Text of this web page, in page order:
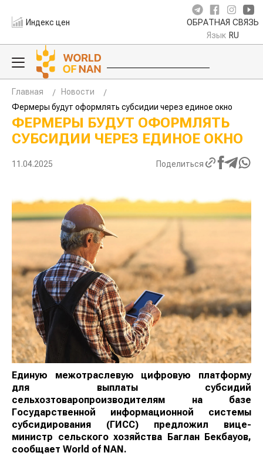
Индекс цен ОБРАТНАЯ СВЯЗЬ
Язык RU
Главная
Новости
Фермеры будут оформлять субсидии через единое окно
ФЕРМЕРЫ БУДУТ ОФОРМЛЯТЬ
СУБСИДИИ ЧЕРЕЗ ЕДИНОЕ ОКНО
11.04.2025 Поделиться
Единую межотраслевую цифровую платформу
для выплаты субсидий
сельхозтоваропроизводителям на базе
Государственной информационной системы
субсидирования (ГИСС) предложил вице-
министр сельского хозяйства Баглан Бекбауов,
сообщает World of NAN .